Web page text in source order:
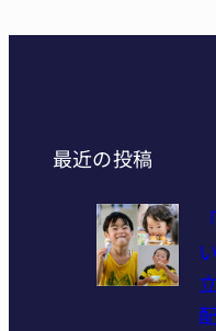
最近の投稿